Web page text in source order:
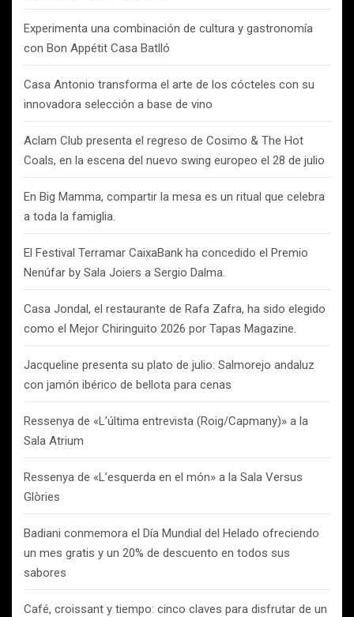
Experimenta una combinación de cultura y gastronomía
con Bon Appétit Casa Batlló
Casa Antonio transforma el arte de los cócteles con su
innovadora selección a base de vino
Aclam Club presenta el regreso de Cosimo & The Hot
Coals, en la escena del nuevo swing europeo el 28 de julio
En Big Mamma, compartir la mesa es un ritual que celebra
a toda la famiglia.
El Festival Terramar CaixaBank ha concedido el Premio
Nenúfar by Sala Joiers a Sergio Dalma.
Casa Jondal, el restaurante de Rafa Zafra, ha sido elegido
como el Mejor Chiringuito 2026 por Tapas Magazine.
Jacqueline presenta su plato de julio: Salmorejo andaluz
con jamón ibérico de bellota para cenas
Ressenya de «L’última entrevista (Roig/Capmany)» a la
Sala Atrium
Ressenya de «L’esquerda en el món» a la Sala Versus
Glòries
Badiani conmemora el Día Mundial del Helado ofreciendo
un mes gratis y un 20% de descuento en todos sus
sabores
Café, croissant y tiempo: cinco claves para disfrutar de un